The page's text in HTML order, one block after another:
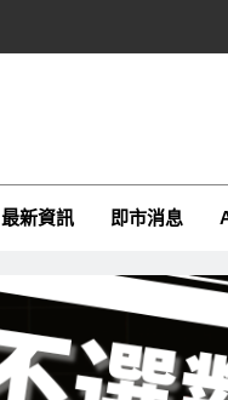
CFTime與
最新資訊
即市消息